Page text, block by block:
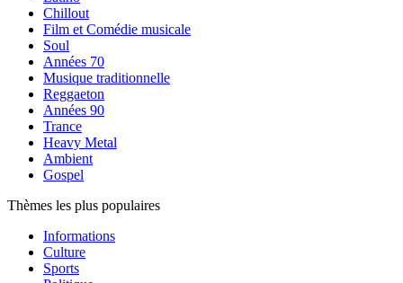
Chillout
Film et Comédie musicale
Soul
Années 70
Musique traditionnelle
Reggaeton
Années 90
Trance
Heavy Metal
Ambient
Gospel
Thèmes les plus populaires
Informations
Culture
Sports